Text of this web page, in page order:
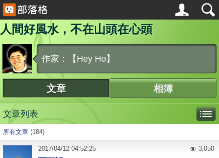
人間好風水，不在山頭在心頭
作家：【Hey Ho】
文章 相簿
文章列表
所有文章 (184)
2017/04/12 04:52:25 3,050